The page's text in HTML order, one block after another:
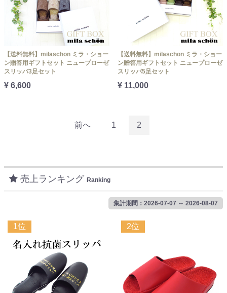
【送料無料】milaschon ミラ・ショー
ン贈答用ギフトセット ニュープローゼ
スリッパ3足セット
¥ 6,600
【送料無料】milaschon ミラ・ショー
ン贈答用ギフトセット ニュープローゼ
スリッパ5足セット
¥ 11,000
前へ 1 2
売上ランキング Ranking
集計期間：2026-07-07 ～ 2026-08-07
1位 2位